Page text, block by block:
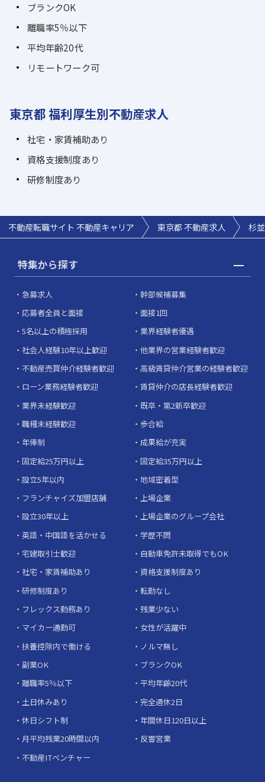
ブランクOK
離職率5％以下
平均年齢20代
リモートワーク可
東京都 福利厚生別不動産求人
社宅・家賃補助あり
資格支援制度あり
研修制度あり
不動産転職サイト 不動産キャリア 東京都 不動産求人 杉
特集から探す
急募求人
幹部候補募集
応募者全員と面接
面接1回
5名以上の積極採用
業界経験者優遇
社会人経験10年以上歓迎
他業界の営業経験者歓迎
不動産売買仲介経験者歓迎
高級賃貸仲介営業の経験者歓迎
ローン業務経験者歓迎
賃貸仲介の店長経験者歓迎
業界未経験歓迎
既卒・第2新卒歓迎
職種未経験歓迎
歩合給
年俸制
成果給が充実
固定給25万円以上
固定給35万円以上
設立5年以内
地域密着型
フランチャイズ加盟店舗
上場企業
設立30年以上
上場企業のグループ会社
英語・中国語を活かせる
学歴不問
宅建取引士歓迎
自動車免許未取得でもOK
社宅・家賃補助あり
資格支援制度あり
研修制度あり
転勤なし
フレックス勤務あり
残業少ない
マイカー通勤可
女性が活躍中
扶養控除内で働ける
ノルマ無し
副業OK
ブランクOK
離職率5％以下
平均年齢20代
土日休みあり
完全週休2日
休日シフト制
年間休日120日以上
月平均残業20時間以内
反響営業
不動産ITベンチャー